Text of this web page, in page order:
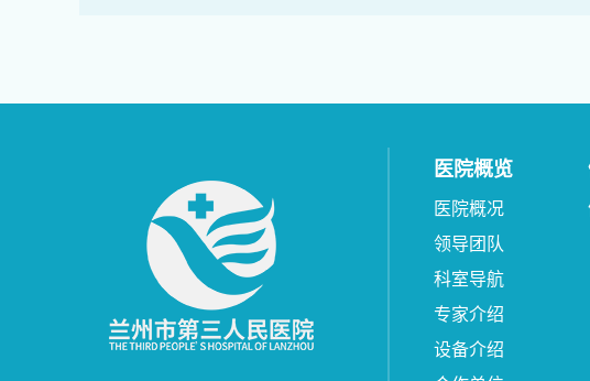
医院概览
医院概况
领导团队
科室导航
专家介绍
设备介绍